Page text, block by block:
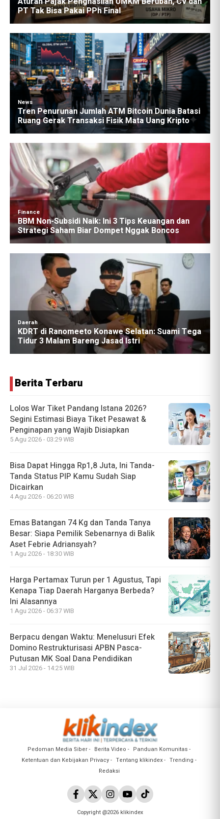
Berita Terbaru
Lolos War Tiket Pandang Istana 2026?
Segini Estimasi Biaya Tiket Pesawat &
Penginapan yang Wajib Disiapkan
5 Agu 2026 - 03:29 WIB
Bisa Dapat Hingga Rp1,8 Juta, Ini Tanda-
Tanda Status PIP Kamu Sudah Siap
Dicairkan
4 Agu 2026 - 06:20 WIB
Emas Batangan 74 Kg dan Tanda Tanya
Besar: Siapa Pemilik Sebenarnya di Balik
Aset Febrie Adriansyah?
1 Agu 2026 - 18:30 WIB
Harga Pertamax Turun per 1 Agustus, Tapi
Kenapa Tiap Daerah Harganya Berbeda?
Ini Alasannya
1 Agu 2026 - 06:37 WIB
Berpacu dengan Waktu: Menelusuri Efek
Domino Restrukturisasi APBN Pasca-
Putusan MK Soal Dana Pendidikan
31 Jul 2026 - 14:25 WIB
Pedoman Media Siber Berita Video
Panduan Komunitas
Ketentuan dan Kebijakan Privacy
Tentang klikindex
Trending
Redaksi
Copyright @2026 klikindex